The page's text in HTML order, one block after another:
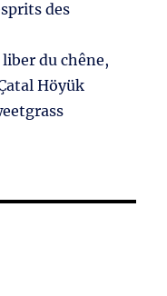
des
liber du chêne,
Höyük